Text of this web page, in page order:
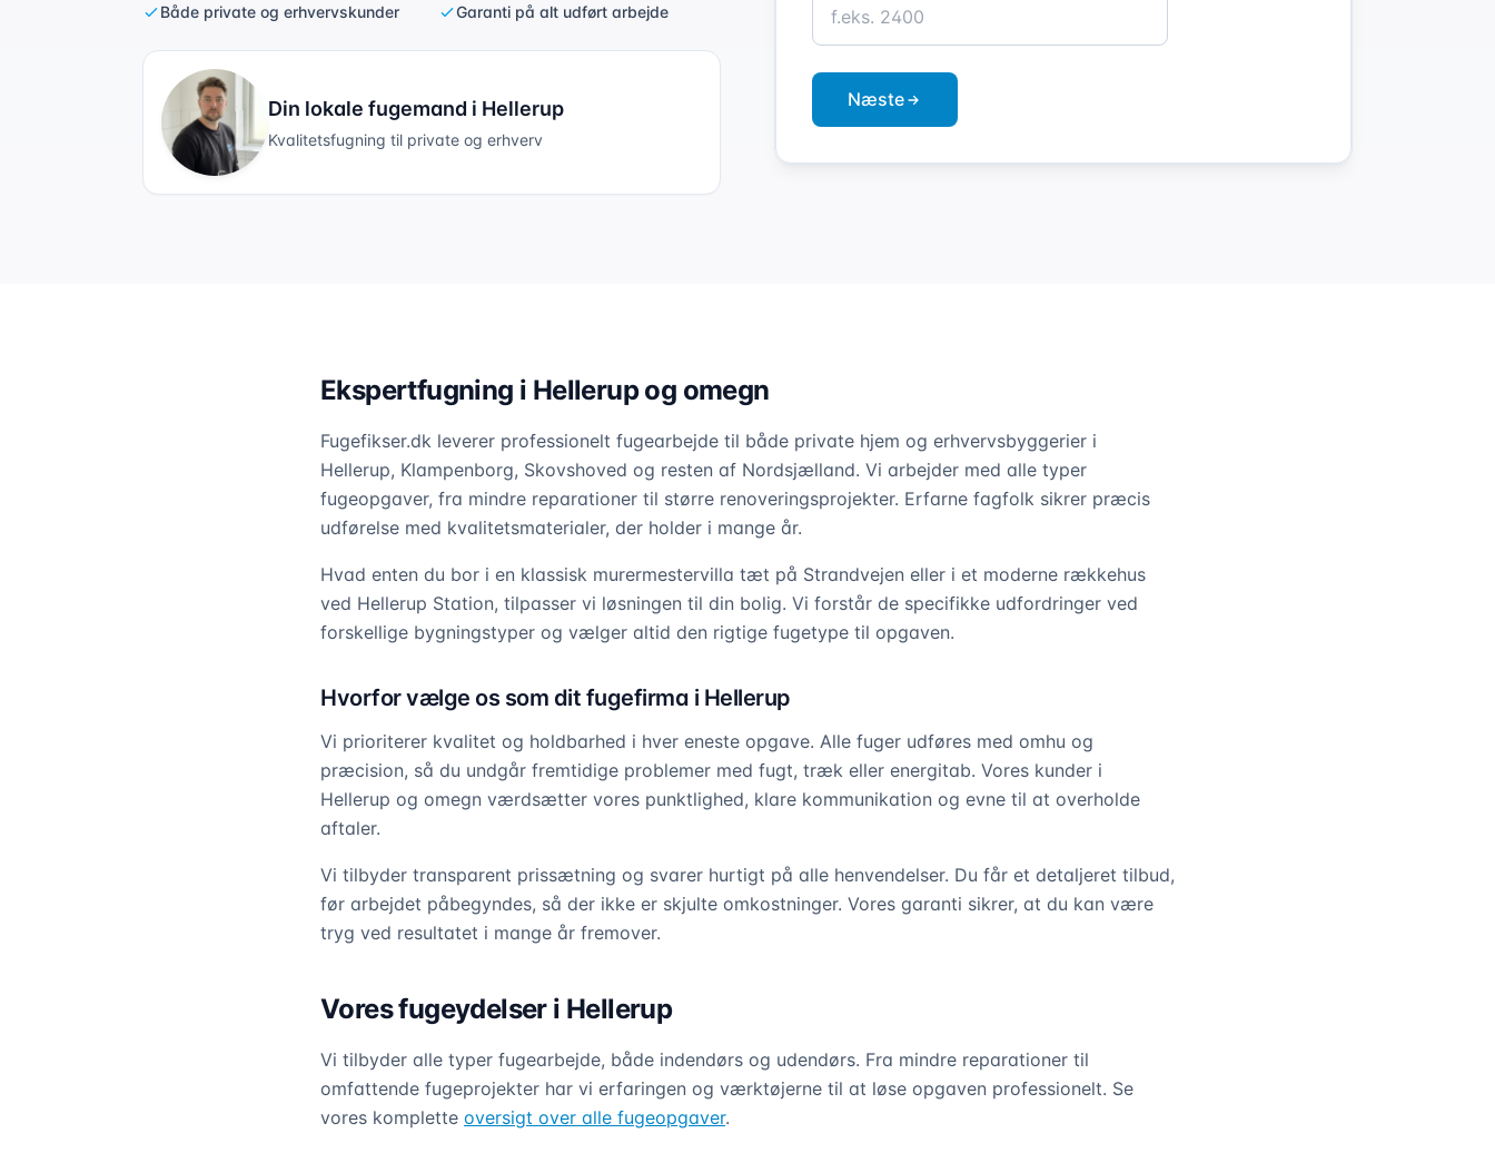
Både private og erhvervskunder Garanti på alt udført arbejde
Din lokale fugemand i Hellerup
Kvalitetsfugning til private og erhverv
Næste
Ekspertfugning i Hellerup og omegn
Fugefikser.dk leverer professionelt fugearbejde til både private hjem og erhvervsbyggerier i
Hellerup, Klampenborg, Skovshoved og resten af Nordsjælland. Vi arbejder med alle typer
fugeopgaver, fra mindre reparationer til større renoveringsprojekter. Erfarne fagfolk sikrer præcis
udførelse med kvalitetsmaterialer, der holder i mange år.
Hvad enten du bor i en klassisk murermestervilla tæt på Strandvejen eller i et moderne rækkehus
ved Hellerup Station, tilpasser vi løsningen til din bolig. Vi forstår de specifikke udfordringer ved
forskellige bygningstyper og vælger altid den rigtige fugetype til opgaven.
Hvorfor vælge os som dit fugefirma i Hellerup
Vi prioriterer kvalitet og holdbarhed i hver eneste opgave. Alle fuger udføres med omhu og
præcision, så du undgår fremtidige problemer med fugt, træk eller energitab. Vores kunder i
Hellerup og omegn værdsætter vores punktlighed, klare kommunikation og evne til at overholde
aftaler.
Vi tilbyder transparent prissætning og svarer hurtigt på alle henvendelser. Du får et detaljeret tilbud,
før arbejdet påbegyndes, så der ikke er skjulte omkostninger. Vores garanti sikrer, at du kan være
tryg ved resultatet i mange år fremover.
Vores fugeydelser i Hellerup
Vi tilbyder alle typer fugearbejde, både indendørs og udendørs. Fra mindre reparationer til
omfattende fugeprojekter har vi erfaringen og værktøjerne til at løse opgaven professionelt. Se
vores komplette oversigt over alle fugeopgaver.